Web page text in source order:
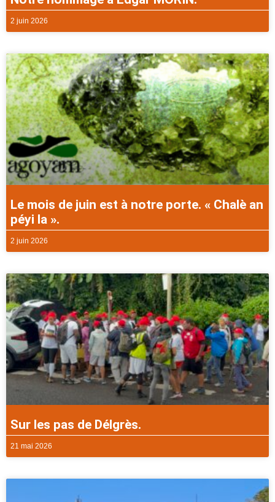
2 juin 2026
Le mois de juin est à notre porte. « Chalè an
péyi la ».
2 juin 2026
Sur les pas de Délgrès.
21 mai 2026